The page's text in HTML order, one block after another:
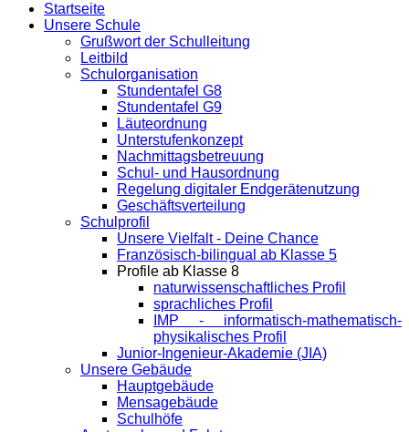
Startseite
Unsere Schule
Grußwort der Schulleitung
Leitbild
Schulorganisation
Stundentafel G8
Stundentafel G9
Läuteordnung
Unterstufenkonzept
Nachmittagsbetreuung
Schul- und Hausordnung
Regelung digitaler Endgeräte­nutzung
Geschäftsverteilung
Schulprofil
Unsere Vielfalt - Deine Chance
Französisch-bilingual ab Klasse 5
Profile ab Klasse 8
naturwissenschaftliches Profil
sprachliches Profil
IMP - informatisch-mathematisch-
physikalisches Profil
Junior-Ingenieur-Akademie (JIA)
Unsere Gebäude
Hauptgebäude
Mensagebäude
Schulhöfe